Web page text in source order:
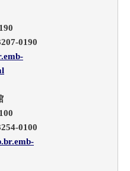
0190
0100